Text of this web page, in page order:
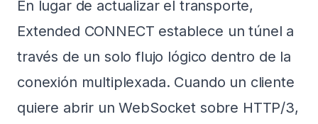
En lugar de actualizar el transporte,
Extended CONNECT establece un túnel a
través de un solo flujo lógico dentro de la
conexión multiplexada. Cuando un cliente
quiere abrir un WebSocket sobre HTTP/3,